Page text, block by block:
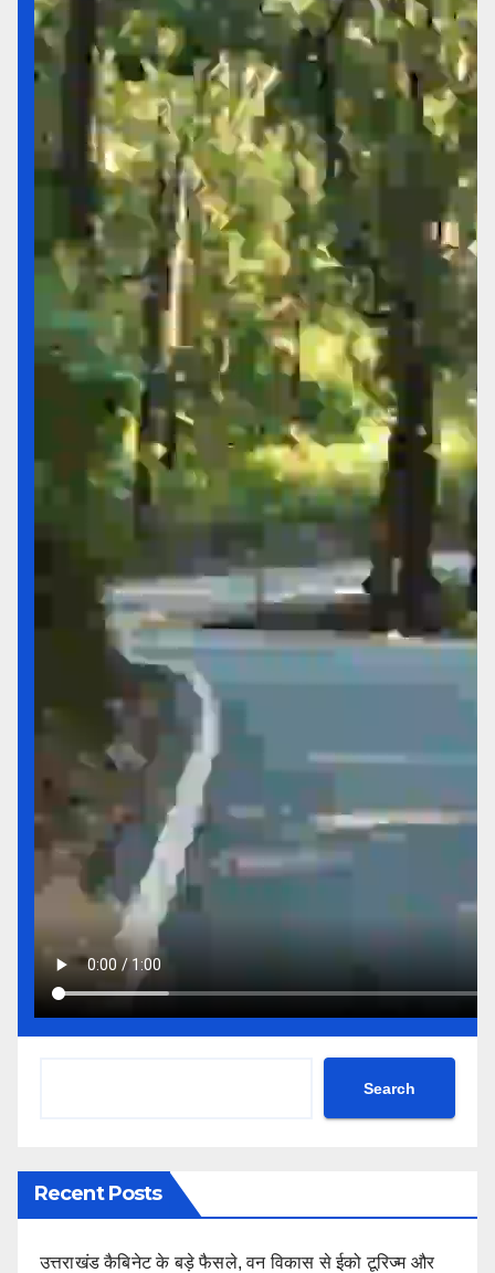
Search
Recent Posts
उत्तराखंड कैबिनेट के बड़े फैसले, वन विकास से ईको टूरिज्म और